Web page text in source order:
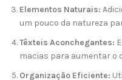
Elementos Naturais:
um pouco da natureza
Têxteis Aconchegantes:
macias para aumentar o
Organização Eficiente: